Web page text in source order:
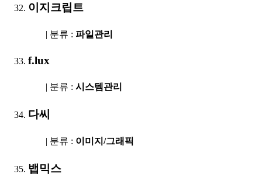
이지크립트
| 분류 : 파일관리
f.lux
| 분류 : 시스템관리
다씨
| 분류 : 이미지/그래픽
뱁믹스